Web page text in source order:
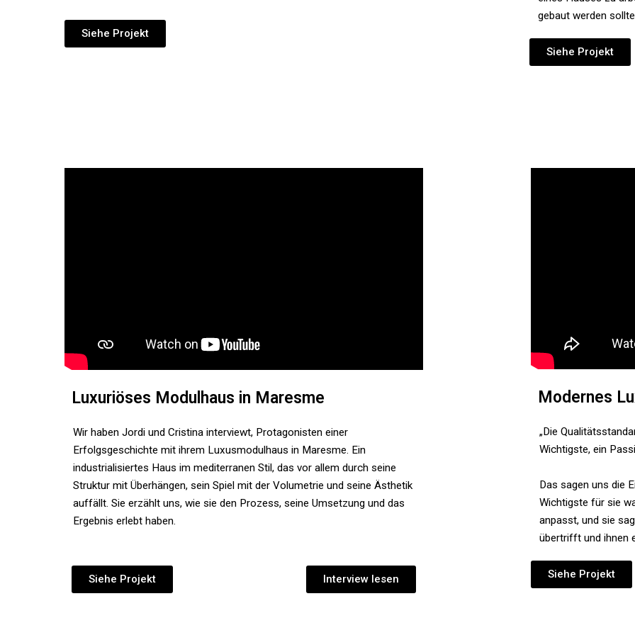
Siehe Projekt
gebaut werden
Siehe Projekt
Luxuriöses Modulhaus in Maresme
Wir haben Jordi und Cristina interviewt, Protagonisten einer
Erfolgsgeschichte mit ihrem Luxusmodulhaus in Maresme. Ein
industrialisiertes Haus im mediterranen Stil, das vor allem durch seine
Struktur mit Überhängen, sein Spiel mit der Volumetrie und seine Ästhetik
auffällt. Sie erzählt uns, wie sie den Prozess, seine Umsetzung und das
Ergebnis erlebt haben.
Siehe Projekt Interview lesen
Modernes
„Die
Wichtigste, ein
Das sagen uns die
Wichtigste für sie
anpasst, und sie
übertrifft und ihnen
Siehe Projekt